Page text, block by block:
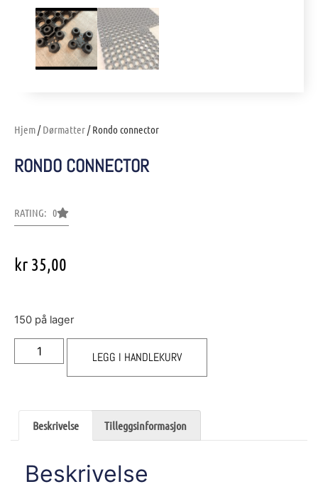
Hjem/Dørmatter/ Rondo connector
RONDO CONNECTOR
RATING: 0
kr 35,00
150 på lager
LEGG I HANDLEKURV
Beskrivelse Tilleggsinformasjon
Beskrivelse